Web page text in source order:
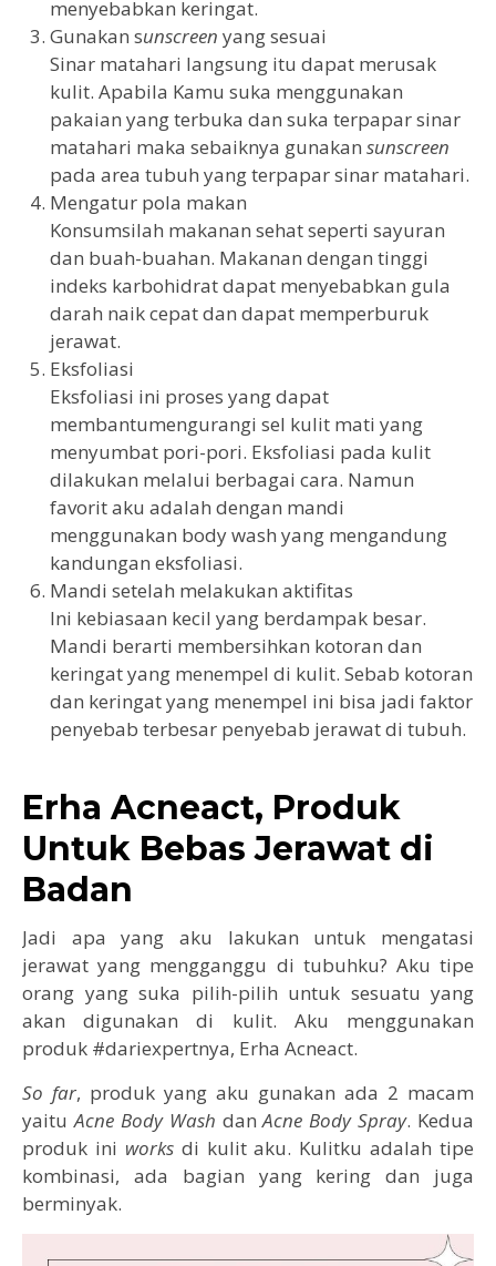
menyebabkan keringat.
Gunakan sunscreen yang sesuai
Sinar matahari langsung itu dapat merusak
kulit. Apabila Kamu suka menggunakan
pakaian yang terbuka dan suka terpapar sinar
matahari maka sebaiknya gunakan sunscreen
pada area tubuh yang terpapar sinar matahari.
Mengatur pola makan
Konsumsilah makanan sehat seperti sayuran
dan buah-buahan. Makanan dengan tinggi
indeks karbohidrat dapat menyebabkan gula
darah naik cepat dan dapat memperburuk
jerawat.
Eksfoliasi
Eksfoliasi ini proses yang dapat
membantumengurangi sel kulit mati yang
menyumbat pori-pori. Eksfoliasi pada kulit
dilakukan melalui berbagai cara. Namun
favorit aku adalah dengan mandi
menggunakan body wash yang mengandung
kandungan eksfoliasi.
Mandi setelah melakukan aktifitas
Ini kebiasaan kecil yang berdampak besar.
Mandi berarti membersihkan kotoran dan
keringat yang menempel di kulit. Sebab kotoran
dan keringat yang menempel ini bisa jadi faktor
penyebab terbesar penyebab jerawat di tubuh.
Erha Acneact, Produk
Untuk Bebas Jerawat di
Badan
Jadi apa yang aku lakukan untuk mengatasi
jerawat yang mengganggu di tubuhku? Aku tipe
orang yang suka pilih-pilih untuk sesuatu yang
akan digunakan di kulit. Aku menggunakan
produk #dariexpertnya, Erha Acneact.
So far, produk yang aku gunakan ada 2 macam
yaituAcne Body Wash danAcne Body Spray. Kedua
produk ini worksdi kulit aku. Kulitku adalah tipe
kombinasi, ada bagian yang kering dan juga
berminyak.